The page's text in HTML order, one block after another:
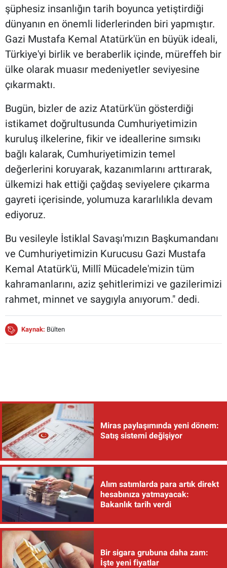
şüphesiz insanlığın tarih boyunca yetiştirdiği
dünyanın en önemli liderlerinden biri yapmıştır.
Gazi Mustafa Kemal Atatürk'ün en büyük ideali,
Türkiye'yi birlik ve beraberlik içinde, müreffeh bir
ülke olarak muasır medeniyetler seviyesine
çıkarmaktı.
Bugün, bizler de aziz Atatürk'ün gösterdiği
istikamet doğrultusunda Cumhuriyetimizin
kuruluş ilkelerine, fikir ve ideallerine sımsıkı
bağlı kalarak, Cumhuriyetimizin temel
değerlerini koruyarak, kazanımlarını arttırarak,
ülkemizi hak ettiği çağdaş seviyelere çıkarma
gayreti içerisinde, yolumuza kararlılıkla devam
ediyoruz.
Bu vesileyle İstiklal Savaşı'mızın Başkumandanı
ve Cumhuriyetimizin Kurucusu Gazi Mustafa
Kemal Atatürk'ü, Millî Mücadele'mizin tüm
kahramanlarını, aziz şehitlerimizi ve gazilerimizi
rahmet, minnet ve saygıyla anıyorum." dedi.
Kaynak: Bülten
Miras paylaşımında yeni dönem:
Satış sistemi değişiyor
Alım satımlarda para artık direkt
hesabınıza yatmayacak:
Bakanlık tarih verdi
Bir sigara grubuna daha zam:
İşte yeni fiyatlar